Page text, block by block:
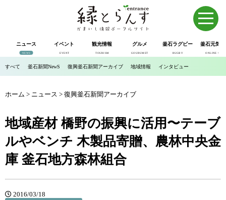
ニュース
NEWS
イベント
EVENT
観光情報
TOURISM
グルメ
GOURUMET
釜石ラグビー
RUGBY
釜石元気
ONLINE SHOP
すべて 釜石新聞NewS 復興釜石新聞アーカイブ 地域情報 インタビュー
ホーム > ニュース > 復興釜石新聞アーカイブ
地域産材 橋野の振興に活用〜テーブ
ルやベンチ 木製品寄贈、農林中央金
庫 釜石地方森林組合
2016/03/18